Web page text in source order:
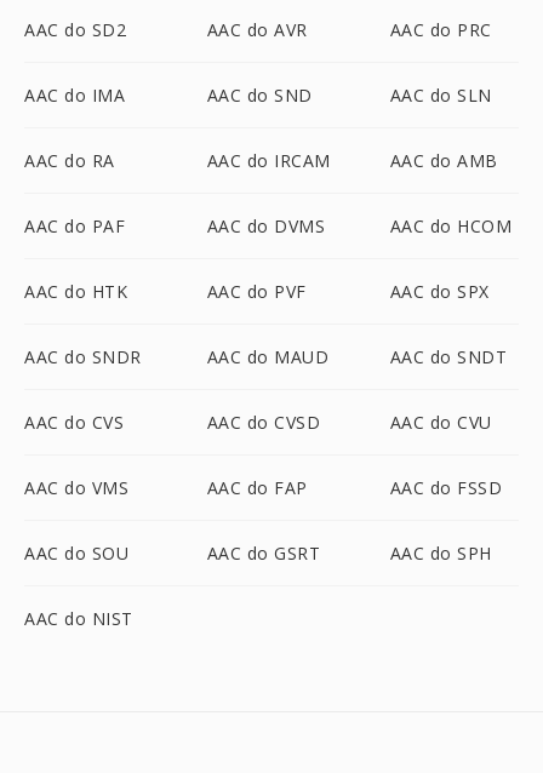
AAC do SD2 AAC do AVR AAC do PRC
AAC do IMA AAC do SND AAC do SLN
AAC do RA AAC do IRCAM AAC do AMB
AAC do PAF AAC do DVMS AAC do HCOM
AAC do HTK AAC do PVF AAC do SPX
AAC do SNDR AAC do MAUD AAC do SNDT
AAC do CVS AAC do CVSD AAC do CVU
AAC do VMS AAC do FAP AAC do FSSD
AAC do SOU AAC do GSRT AAC do SPH
AAC do NIST